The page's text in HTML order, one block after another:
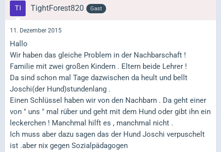
TightForest820 Gast
11. Dezember 2015
Hallo
Wir haben das gleiche Problem in der Nachbarschaft !
Familie mit zwei großen Kindern . Eltern beide Lehrer !
Da sind schon mal Tage dazwischen da heult und bellt
Joschi(der Hund)stundenlang .
Einen Schlüssel haben wir von den Nachbarn . Da geht einer
von " uns " mal rüber und geht mit dem Hund oder gibt ihn ein
leckerchen ! Manchmal hilft es , manchmal nicht .
Ich muss aber dazu sagen das der Hund Joschi verpuschelt
ist .aber nix gegen Sozialpädagogen